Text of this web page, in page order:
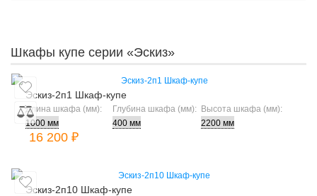
Шкафы купе серии «Эскиз»
Эскиз-2п1 Шкаф-купе
Длина шкафа (мм): Глубина шкафа (мм): Высота шкафа (мм):
16 200 ₽
Эскиз-2п10 Шкаф-купе